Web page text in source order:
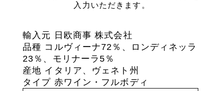
入力いただきます。
輸入元 日欧商事 株式会社
品種 コルヴィーナ72％、ロンディネッラ
23％、モリナーラ5％
産地 イタリア、ヴェネト州
タイプ 赤ワイン・フルボディ